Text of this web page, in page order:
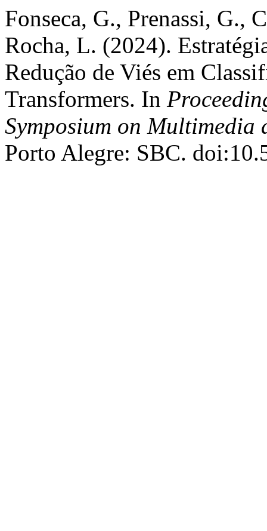
Fonseca, G., Prenassi, G.,
Rocha, L. (2024).
Redução de Viés em
Transformers. In
Symposium on Multimedia
Porto Alegre: SBC.